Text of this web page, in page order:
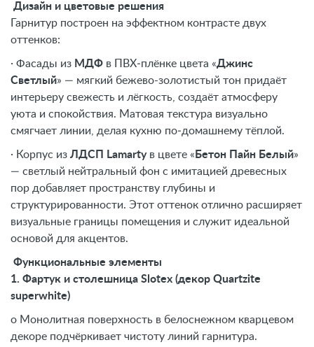
Дизайн и цветовые решения
Гарнитур построен на эффектном контрасте двух
оттенков:
· Фасады из МДФ в ПВХ‑плёнке цвета «Джинс
Светлый» — мягкий бежево-золотистый тон придаёт
интерьеру свежесть и лёгкость, создаёт атмосферу
уюта и спокойствия. Матовая текстура визуально
смягчает линии, делая кухню по‑домашнему тёплой.
· Корпус из ЛДСП Lamartyв цвете « Бетон Пайн Белый»
— светлый нейтральный фон с имитацией древесных
пор добавляет пространству глубины и
структурированности. Этот оттенок отлично расширяет
визуальные границы помещения и служит идеальной
основой для акцентов.
Функциональные элементы
1. Фартук и столешница Slotex (декор Quartzite
superwhite)
o Монолитная поверхность в белоснежном кварцевом
декоре подчёркивает чистоту линий гарнитура.